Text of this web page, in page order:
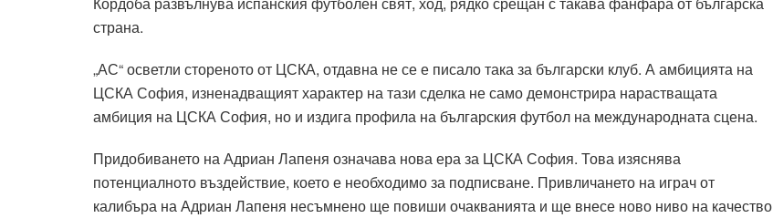
страна.
„АС“ осветли стореното от ЦСКА, отдавна не се е писало така за български клуб. А амбицията на
ЦСКА София, изненадващият характер на тази сделка не само демонстрира нарастващата
амбиция на ЦСКА София, но и издига профила на българския футбол на международната сцена.
Придобиването на Адриан Лапеня означава нова ера за ЦСКА София. Това изяснява
потенциалното въздействие, което е необходимо за подписване. Привличането на играч от
калибъра на Адриан Лапеня несъмнено ще повиши очакванията и ще внесе ново ниво на качество